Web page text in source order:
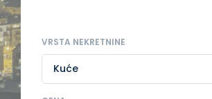
VRSTA NEKRETNINE